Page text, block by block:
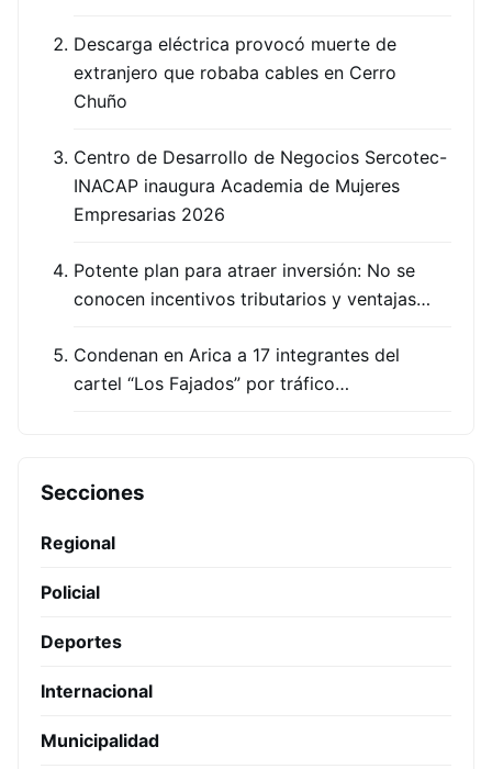
Descarga eléctrica provocó muerte de
extranjero que robaba cables en Cerro
Chuño
Centro de Desarrollo de Negocios Sercotec-
INACAP inaugura Academia de Mujeres
Empresarias 2026
Potente plan para atraer inversión: No se
conocen incentivos tributarios y ventajas…
Condenan en Arica a 17 integrantes del
cartel “Los Fajados” por tráfico…
Secciones
Regional
Policial
Deportes
Internacional
Municipalidad